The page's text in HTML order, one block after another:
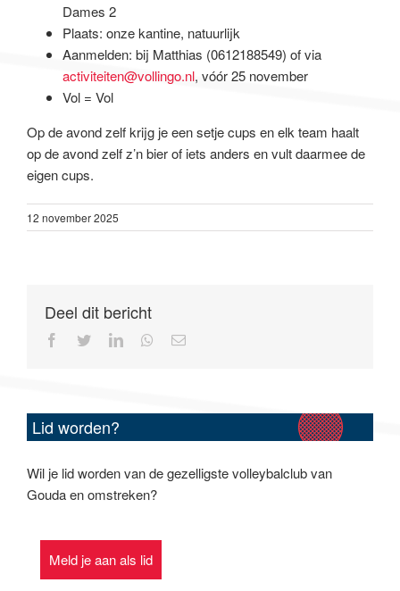
Dames 2
Plaats: onze kantine, natuurlijk
Aanmelden: bij Matthias (0612188549) of via
activiteiten@vollingo.nl, vóór 25 november
Vol = Vol
Op de avond zelf krijg je een setje cups en elk team haalt
op de avond zelf z’n bier of iets anders en vult daarmee de
eigen cups.
12 november 2025
Deel dit bericht
Facebook
TwitterLinkedinWhatsapp
Email
Lid worden?
Wil je lid worden van de gezelligste volleybalclub van
Gouda en omstreken?
Meld je aan als lid